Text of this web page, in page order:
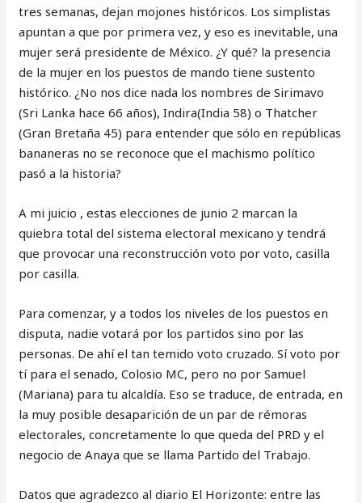
tres semanas, dejan mojones históricos. Los simplistas
apuntan a que por primera vez, y eso es inevitable, una
mujer será presidente de México. ¿Y qué? la presencia
de la mujer en los puestos de mando tiene sustento
histórico. ¿No nos dice nada los nombres de Sirimavo
(Sri Lanka hace 66 años), Indira(India 58) o Thatcher
(Gran Bretaña 45) para entender que sólo en repúblicas
bananeras no se reconoce que el machismo político
pasó a la historia?
A mi juicio , estas elecciones de junio 2 marcan la
quiebra total del sistema electoral mexicano y tendrá
que provocar una reconstrucción voto por voto, casilla
por casilla.
Para comenzar, y a todos los niveles de los puestos en
disputa, nadie votará por los partidos sino por las
personas. De ahí el tan temido voto cruzado. Sí voto por
tí para el senado, Colosio MC, pero no por Samuel
(Mariana) para tu alcaldía. Eso se traduce, de entrada, en
la muy posible desaparición de un par de rémoras
electorales, concretamente lo que queda del PRD y el
negocio de Anaya que se llama Partido del Trabajo.
Datos que agradezco al diario El Horizonte: entre las